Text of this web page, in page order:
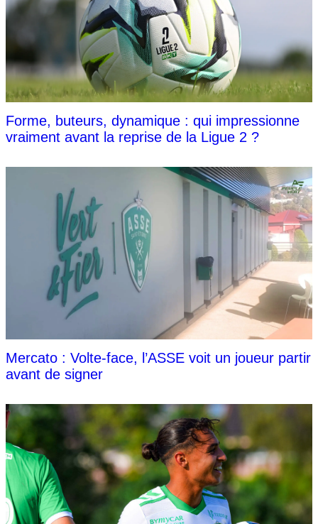
Forme, buteurs, dynamique : qui impressionne
vraiment avant la reprise de la Ligue 2 ?
Mercato : Volte-face, l’ASSE voit un joueur partir
avant de signer